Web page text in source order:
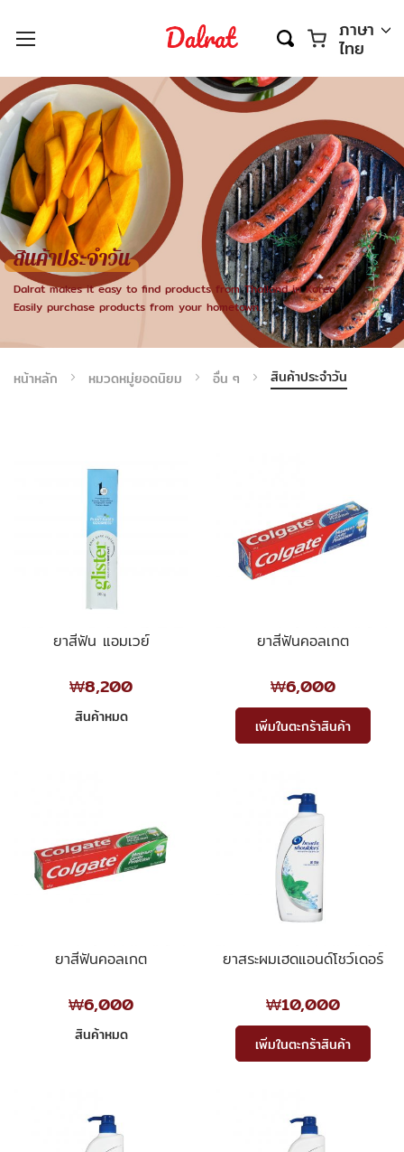
ตะกร้าภาษา
ไทย
สินค้าประจำวัน
Dalrat makes it easy to find products from Thailand in Korea.
Easily purchase products from your hometown.
หน้าหลัก หมวดหมู่ยอดนิยม อื่น ๆ สินค้าประจำวัน
ยาสีฟัน แอมเวย์
₩8,200
สินค้าหมด
ยาสีฟันคอลเกต
₩6,000
เพิ่มในตะกร้าสินค้า
ยาสีฟันคอลเกต
₩6,000
สินค้าหมด
ยาสระผมเฮดแอนด์โชว์เดอร์
₩10,000
เพิ่มในตะกร้าสินค้า